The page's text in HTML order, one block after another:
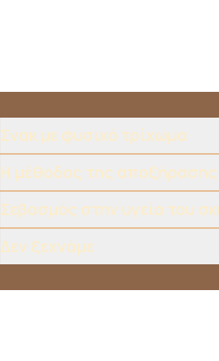
Σνακ με φυσικό τρίχωμα
H μέθοδος της αποξήρασης
Σεβασμός στην υγεία του
Δεν ξεχνάμε